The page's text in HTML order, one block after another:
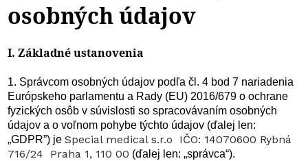
osobných údajov
I. Základné ustanovenia
1. Správcom osobných údajov podľa čl. 4 bod 7 nariadenia
Európskeho parlamentu a Rady (EU) 2016/679 o ochrane
fyzických osôb v súvislosti so spracovávaním osobných
údajov a o voľnom pohybe týchto údajov (ďalej len:
„GDPR”) jeSpecial medical s.r.o IČO: 14070600 Rybná
716/24 Praha 1, 110 00 (ďalej len: „správca“).